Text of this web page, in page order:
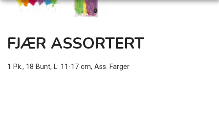
FJÆR ASSORTERT
1 Pk., 18 Bunt, L: 11-17 cm, Ass. Farger